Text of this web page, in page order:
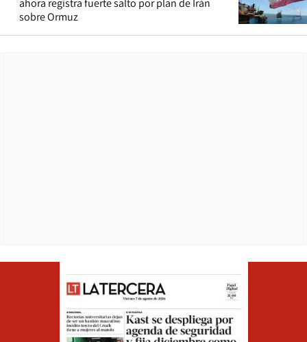
ahora registra fuerte salto por plan de Irán
sobre Ormuz